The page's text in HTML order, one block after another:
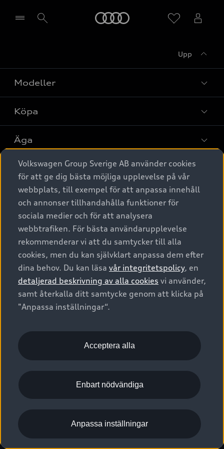
Upp
Modeller
Alla modeller
Elbilar
A6 modellerna
SUV
Avant
Audi Sport
Köpa
Privaterbjudanden
Privatleasing
Nya bilar i lager
Begagnade bilar i lager
Audi approved :plus - så gott som nya
Finansiering
Audi exclusive
Provkörning
Äga
Service & tillbehör
Audi digital services
Originaltillbehör - köp online
Garantier
Försäkring
Digitala manualer för din Audi
Audi Collection – livsstilsartiklar
Vanliga frågor
2G/3G nätet stängs ned - Hur påverkas min bil av detta?
Tjänstebil
Tjänstebil
Business lease online
Företagsleasing
Om Audi Sverige
Kontakta oss
Audi Återförsäljare/-serviceverkstad
myAudi
Pressmeddelanden
Nyhetsbrev
Vårt hållbarhetsarbete
Lediga tjänster huvudkontor
Lediga tjänster hos Audi Återförsäljare
Kommentar till mediauppgifter om dataläcka
© 2026 AUDI SVERIGE. All Rights Reserved.
Utgivare Juridiskt
Juridiskt Audi AG
Juridiskt Audi Digital Giveaway
Anpassa inställningar för cookies
Visselblåsarkanaler
Volkswagen Group Sverige AB använder cookies
för att ge dig bästa möjliga upplevelse på vår
webbplats, till exempel för att anpassa innehåll
och annonser tillhandahålla funktioner för
sociala medier och för att analysera
webbtrafiken. För bästa användarupplevelse
rekommenderar vi att du samtycker till alla
cookies, men du kan självklart anpassa dem efter
dina behov. Du kan läsa vår integritetspolicy, en
detaljerad beskrivning av alla cookies vi använder,
samt återkalla ditt samtycke genom att klicka på
"Anpassa inställningar“.
Acceptera alla
Enbart nödvändiga
Anpassa inställningar